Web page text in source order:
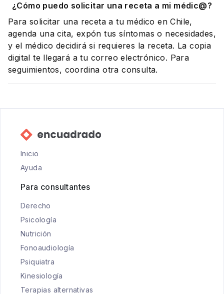
¿Cómo puedo solicitar una receta a mi médic@?
Para solicitar una receta a tu médico en Chile,
agenda una cita, expón tus síntomas o necesidades,
y el médico decidirá si requieres la receta. La copia
digital te llegará a tu correo electrónico. Para
seguimientos, coordina otra consulta.
Inicio
Ayuda
Para consultantes
Derecho
Psicología
Nutrición
Fonoaudiología
Psiquiatra
Kinesiología
Terapias alternativas